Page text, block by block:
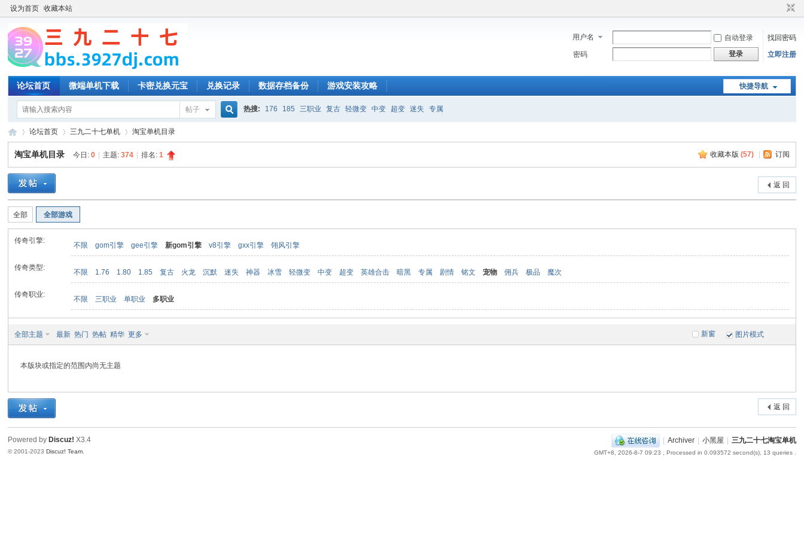
设为首页 收藏本站
用户名 自动登录
找回密码
密码
登录 立即注册
快捷导航
论坛首页 微端单机下载 卡密兑换元宝 兑换记录 数据存档备份 游戏安装攻略
帖子 热搜: 176 185 三职业 复古 轻微变 中变 超变 迷失 专属
»
论坛首页 三九二十七单机 淘宝单机目录
收藏本版 (57) 订阅
淘宝单机目录 今日:0 主题:374 排名:1
返 回
全部 全部游戏
传奇引擎:
不限 gom引擎 gee引擎 新gom引擎 v8引擎 gxx引擎 翎风引擎
传奇类型:
不限 1.76 1.80 1.85 复古 火龙 沉默 迷失 神器 冰雪 轻微变 中变 超变 英雄合击 暗黑 专属 剧情 铭文 宠物 佣兵 极品 魔次
传奇职业:
不限 三职业 单职业 多职业
新窗
全部主题 最新 热门 热帖 精华 更多 图片模式
本版块或指定的范围内尚无主题
返 回
| Archiver | 小黑屋 | 三九二十七淘宝单机
GMT+8, 2026-8-7 09:23 , Processed in 0.093572 second(s), 13 queries .
Powered by Discuz! X3.4
© 2001-2023Discuz! Team